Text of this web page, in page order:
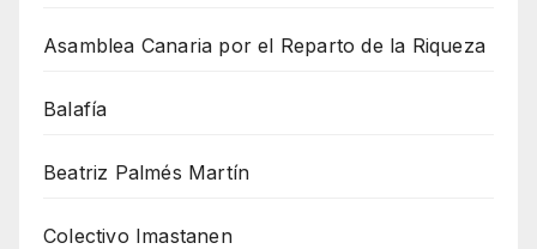
Asamblea Canaria por el Reparto de la Riqueza
Balafía
Beatriz Palmés Martín
Colectivo Imastanen